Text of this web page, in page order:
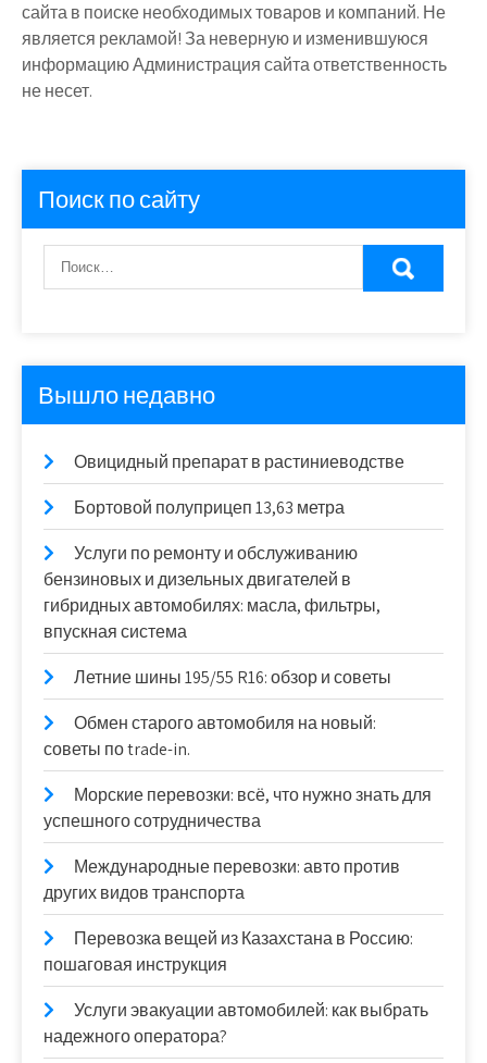
сайта в поиске необходимых товаров и компаний. Не
является рекламой! За неверную и изменившуюся
информацию Администрация сайта ответственность
не несет.
Поиск по сайту
Вышло недавно
Овицидный препарат в растиниеводстве
Бортовой полуприцеп 13,63 метра
Услуги по ремонту и обслуживанию
бензиновых и дизельных двигателей в
гибридных автомобилях: масла, фильтры,
впускная система
Летние шины 195/55 R16: обзор и советы
Обмен старого автомобиля на новый:
советы по trade-in.
Морские перевозки: всё, что нужно знать для
успешного сотрудничества
Международные перевозки: авто против
других видов транспорта
Перевозка вещей из Казахстана в Россию:
пошаговая инструкция
Услуги эвакуации автомобилей: как выбрать
надежного оператора?